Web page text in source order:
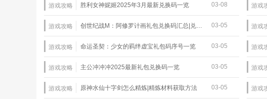
游戏攻略 胜利女神妮姬2025年3月最新兑换码一览 03-08 游戏
游戏攻略 创世纪战M：阿修罗计画礼包兑换码汇总|兑换码使用教程 03-05 游戏
游戏攻略 命运圣契：少女的羁绊虚宝礼包码序号一览 03-05 游戏
游戏攻略 主公冲冲冲2025最新礼包兑换码一览 03-05 游戏
游戏攻略 原神水仙十字剑怎么精炼|精炼材料获取方法 03-05 游戏